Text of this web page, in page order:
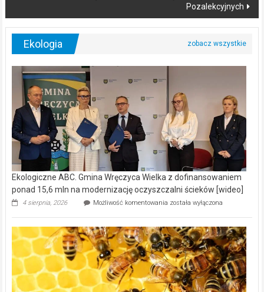
Pozalekcyjnych
Ekologia
Ekologiczne ABC. Gmina Wręczyca Wielka z dofinansowaniem
ponad 15,6 mln na modernizację oczyszczalni ścieków [wideo]
4 sierpnia, 2026 Możliwość komentowania Ekologiczne
Wręczyca
Wielka
z
dofinansowaniem
ponad
15,6
mln
została wyłączona